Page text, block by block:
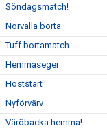
Söndagsmatch!
Norvalla borta
Tuff bortamatch
Hemmaseger
Höststart
Nyförvärv
Väröbacka hemma!